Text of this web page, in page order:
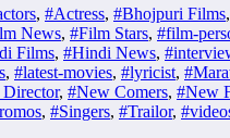
, #Actress, #Bhojpuri Films,
News, #Film Stars, #film-
Films, #Hindi News,
, #latest-movies, #lyricist,
, #New Comers, #New
, #Singers, #Trailor,